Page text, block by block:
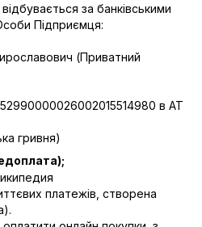
за банківськими
Підприємця:
(Приватний
в АТ
гривня)
платежів, створена